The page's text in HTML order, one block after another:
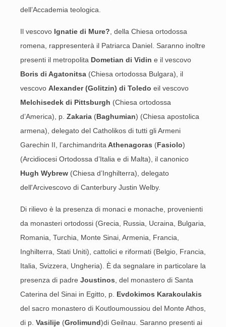
dell’Accademia teologica.
Il vescovo Ignatie di Mure? , della Chiesa ortodossa
romena, rappresenterà il Patriarca Daniel. Saranno inoltre
presenti il metropolita Dometian di Vidin e il vescovo
Boris di Agatonitsa (Chiesa ortodossa Bulgara), il
vescovo Alexander (Golitzin) di Toledo eil vescovo
Melchisedek di Pittsburgh (Chiesa ortodossa
d’America), p. Zakaria (Baghumian) (Chiesa apostolica
armena), delegato del Catholikos di tutti gli Armeni
Garechin II, l’archimandrita Athenagoras (Fasiolo)
(Arcidiocesi Ortodossa d’Italia e di Malta), il canonico
Hugh Wybrew (Chiesa d’Inghilterra), delegato
dell'Arcivescovo di Canterbury Justin Welby.
Di rilievo è la presenza di monaci e monache, provenienti
da monasteri ortodossi (Grecia, Russia, Ucraina, Bulgaria,
Romania, Turchia, Monte Sinai, Armenia, Francia,
Inghilterra, Stati Uniti), cattolici e riformati (Belgio, Francia,
Italia, Svizzera, Ungheria). È da segnalare in particolare la
presenza di padre Joustinos , del monastero di Santa
Caterina del Sinai in Egitto, p. Evdokimos Karakoulakis
del sacro monastero di Koutloumoussiou del Monte Athos,
di p. Vasilije (Grolimund)di Geilnau. Saranno presenti ai